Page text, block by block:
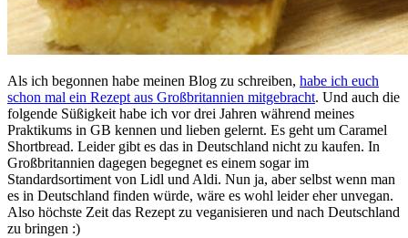
Als ich begonnen habe meinen Blog zu schreiben, habe ich euch
schon mal ein Rezept aus Großbritannien mitgebracht. Und auch die
folgende Süßigkeit habe ich vor drei Jahren während meines
Praktikums in GB kennen und lieben gelernt. Es geht um Caramel
Shortbread. Leider gibt es das in Deutschland nicht zu kaufen. In
Großbritannien dagegen begegnet es einem sogar im
Standardsortiment von Lidl und Aldi. Nun ja, aber selbst wenn man
es in Deutschland finden würde, wäre es wohl leider eher unvegan.
Also höchste Zeit das Rezept zu veganisieren und nach Deutschland
zu bringen :)